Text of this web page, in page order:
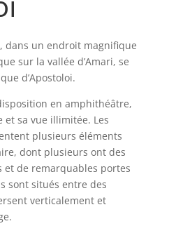
dans un endroit magnifique
sur la vallée d’Amari, se
d’Apostoloi.
en amphithéâtre,
sa vue illimitée. Les
plusieurs éléments
dont plusieurs ont des
et de remarquables portes
sont situés entre des
verticalement et